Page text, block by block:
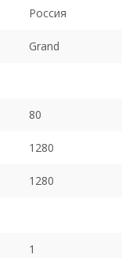
Россия
Grand
80
1280
1280
1